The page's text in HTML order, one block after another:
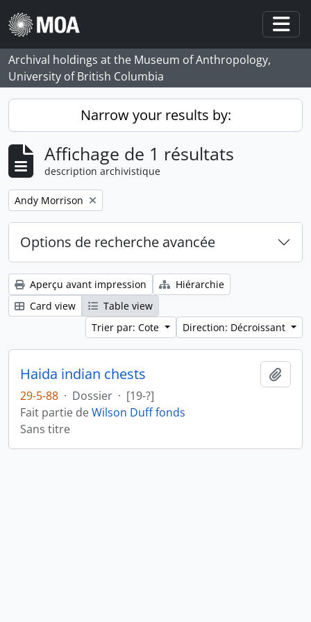
Skip to main content
Archival holdings at the Museum of Anthropology,
University of British Columbia
Narrow your results by:
Affichage de 1 résultats
description archivistique
Remove filter:
Andy Morrison
Options de recherche avancée
Aperçu avant impression
Hiérarchie
Card view
Table view
Trier par: Cote
Direction: Décroissant
Haida indian chests
29-5-88 · Dossier · [19-?]
Fait partie deWilson Duff fonds
Sans titre